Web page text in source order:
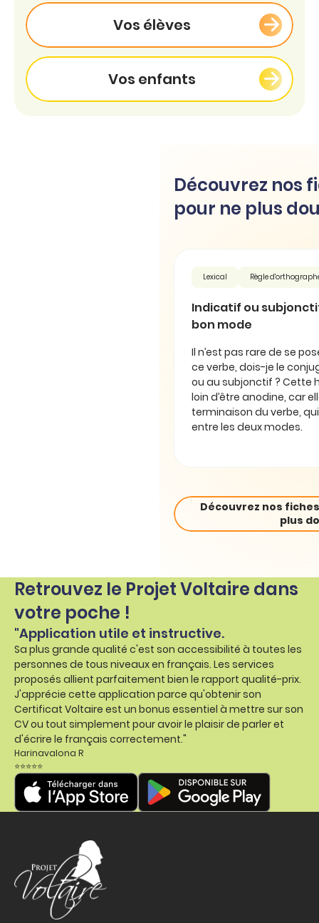
Vos élèves
Vos enfants
Découvrez nos
pour ne plus
Lexical Règle
Indicatif ou
bon mode
Il n’est pas rare de se
ce verbe, dois-je le
ou au subjonctif ? Cette
loin d’être anodine, car
terminaison du verbe,
entre les deux modes.
Découvrez nos
plus
Retrouvez le Projet Voltaire dans
votre poche !
"Application utile et instructive.
Sa plus grande qualité c'est son accessibilité à toutes les
personnes de tous niveaux en français. Les services
proposés allient parfaitement bien le rapport qualité-prix.
J'apprécie cette application parce qu'obtenir son
Certificat Voltaire est un bonus essentiel à mettre sur son
CV ou tout simplement pour avoir le plaisir de parler et
d'écrire le français correctement."
Harinavalona R
⭐⭐⭐⭐⭐